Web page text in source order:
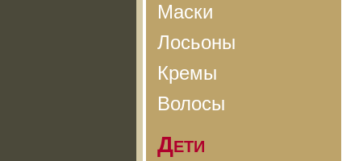
Маски
Лосьоны
Кремы
Волосы
Дети